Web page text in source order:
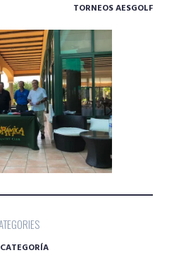
TORNEOS AESGOLF